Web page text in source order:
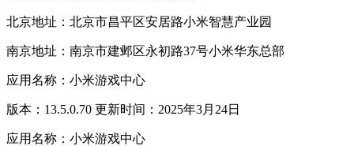
北京地址：北京市昌平区安居路小米智慧产业园
南京地址：南京市建邺区永初路37号小米华东总部
应用名称：小米游戏中心
版本：13.5.0.70 更新时间：2025年3月24日
应用名称：小米游戏中心